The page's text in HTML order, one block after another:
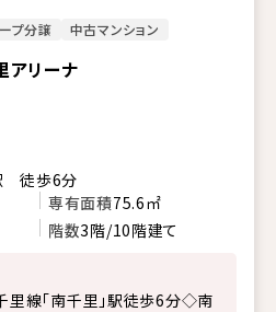
プ分譲 中古マンション
アリーナ
徒歩6分
専有面積75.6㎡
階数3階/10階建て
線「南千里」駅徒歩6分◇南